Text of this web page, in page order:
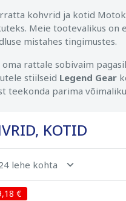
kohvrid ja kotid
Meie tootevalikus on
mistahes tingimustes.
oma rattale sobivaim
stiilseid Legend Gear
teekonda parima
KOTID
lehe kohta
€